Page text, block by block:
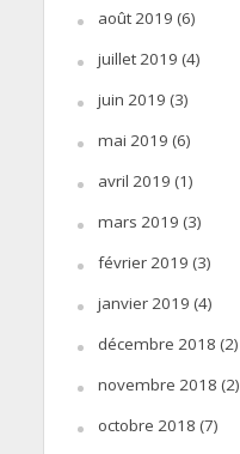
août 2019 (6)
juillet 2019 (4)
juin 2019 (3)
mai 2019 (6)
avril 2019 (1)
mars 2019 (3)
février 2019 (3)
janvier 2019 (4)
décembre 2018 (2)
novembre 2018 (2)
octobre 2018 (7)